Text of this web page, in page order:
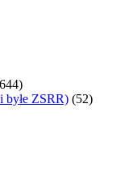
byłe ZSRR) (52)